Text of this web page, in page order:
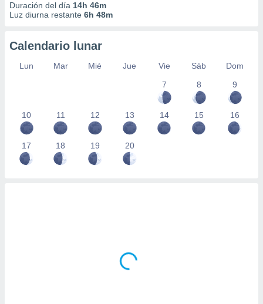
Duración del día 14h 46m
Luz diurna restante 6h 48m
Calendario lunar
Lun Mar Mié Jue Vie Sáb
Dom
7
8 9
10 11 12 13 14 15 16
17 18 19 20